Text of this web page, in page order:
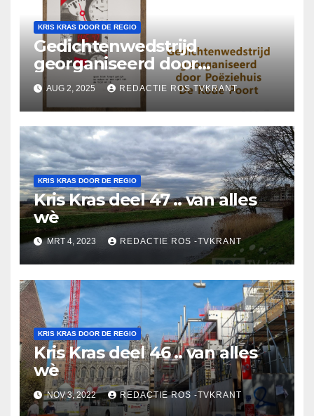
KRIS KRAS DOOR DE REGIO
Gedichtenwedstrijd
georganiseerd door
Poëziehuis De Rode Poort
AUG 2, 2025 REDACTIE ROS TVKRANT
KRIS KRAS DOOR DE REGIO
Kris Kras deel 47 .. van alles
wè
MRT 4, 2023 REDACTIE ROS -TVKRANT
KRIS KRAS DOOR DE REGIO
Kris Kras deel 46 .. van alles
wè
NOV 3, 2022 REDACTIE ROS -TVKRANT